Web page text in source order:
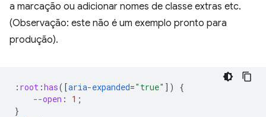
a marcação ou adicionar nomes de classe extras etc.
(Observação: este não é um exemplo pronto para
produção).
: root :has([aria-expanded="true" ])
{
--open : 1 ;
}